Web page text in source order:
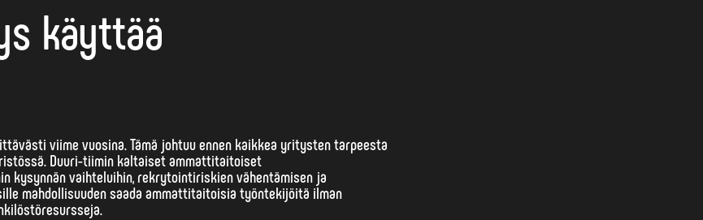
käyttää
viime vuosina. Tämä johtuu ennen kaikkea yritysten tarpeesta
Duuri-tiimin kaltaiset ammattitaitoiset
kysynnän vaihteluihin, rekrytointiriskien vähentämisen ja
mahdollisuuden saada ammattitaitoisia työntekijöitä ilman